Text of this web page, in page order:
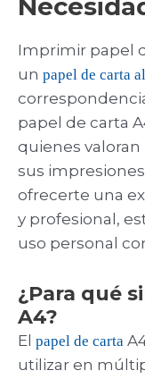
Imprimir papel
un papel de carta
papel de carta
quienes valoran
sus
ofrecerte una
y profesional,
uso personal
¿Para qué
A4?
El papel de carta
utilizar en